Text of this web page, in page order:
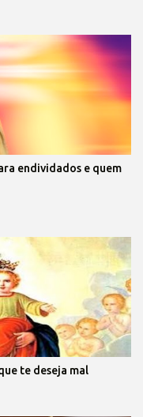
endividados e quem
te deseja mal